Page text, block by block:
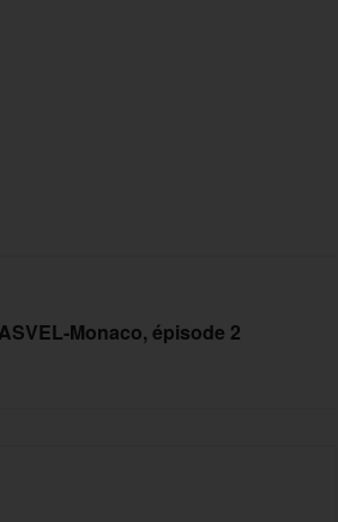
Monaco, épisode 2